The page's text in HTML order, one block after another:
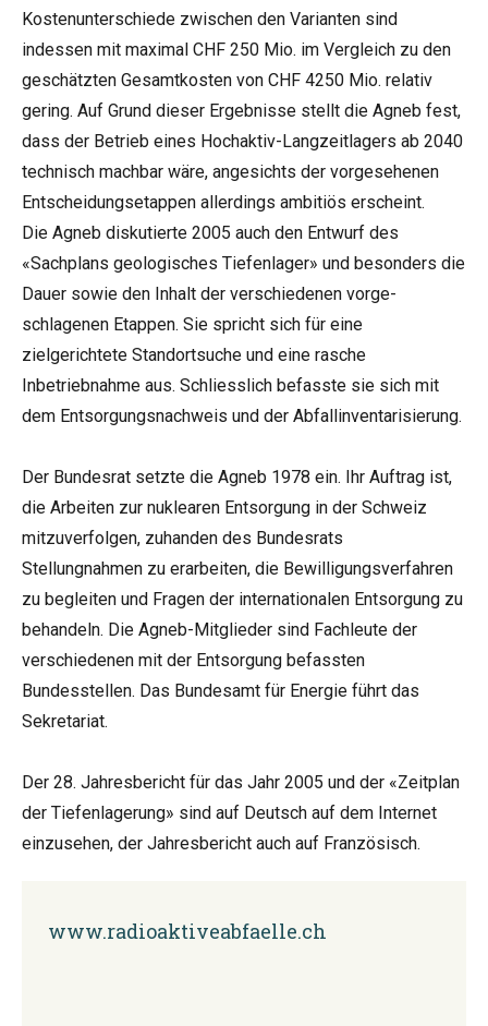
Kostenunterschiede zwischen den Varianten sind
indessen mit maximal CHF 250 Mio. im Vergleich zu den
geschätzten Gesamtkosten von CHF 4250 Mio. relativ
gering. Auf Grund dieser Ergebnisse stellt die Agneb fest,
dass der Betrieb eines Hochaktiv-Langzeitlagers ab 2040
technisch machbar wäre, angesichts der vorgesehenen
Entscheidungsetappen allerdings ambitiös erscheint.
Die Agneb diskutierte 2005 auch den Entwurf des
«Sachplans geologisches Tiefenlager» und besonders die
Dauer sowie den Inhalt der verschiedenen vorge-
schlagenen Etappen. Sie spricht sich für eine
zielgerichtete Standortsuche und eine rasche
Inbetriebnahme aus. Schliesslich befasste sie sich mit
dem Entsorgungsnachweis und der Abfallinventarisierung.
Der Bundesrat setzte die Agneb 1978 ein. Ihr Auftrag ist,
die Arbeiten zur nuklearen Entsorgung in der Schweiz
mitzuverfolgen, zuhanden des Bundesrats
Stellungnahmen zu erarbeiten, die Bewilligungsverfahren
zu begleiten und Fragen der internationalen Entsorgung zu
behandeln. Die Agneb-Mitglieder sind Fachleute der
verschiedenen mit der Entsorgung befassten
Bundesstellen. Das Bundesamt für Energie führt das
Sekretariat.
Der 28. Jahresbericht für das Jahr 2005 und der «Zeitplan
der Tiefenlagerung» sind auf Deutsch auf dem Internet
einzusehen, der Jahresbericht auch auf Französisch.
www.radioaktiveabfaelle.ch